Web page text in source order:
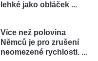
lehké jako obláček ...
Více než polovina
Němců je pro zrušení
neomezené rychlosti. ...